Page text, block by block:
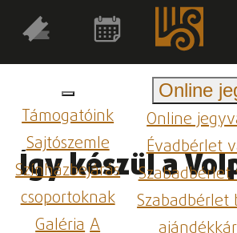
Támogatóink
Sajtószemle
Színházbejárás
csoportoknak
GalériaA
Online
Online
Évadbérlet
Szabadbérlet
Így készül a